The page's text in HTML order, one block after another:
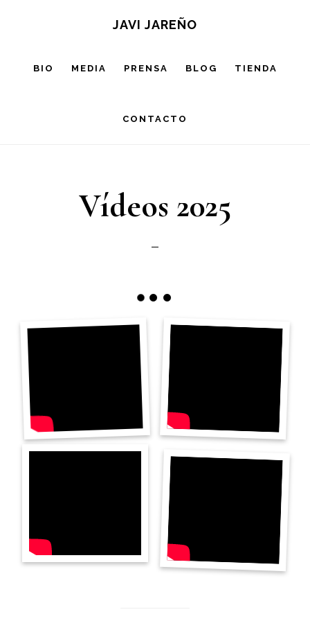
contenido
JAVI JAREÑO
BIO MEDIA PRENSA BLOG TIENDA
CONTACTO
Vídeos 2025